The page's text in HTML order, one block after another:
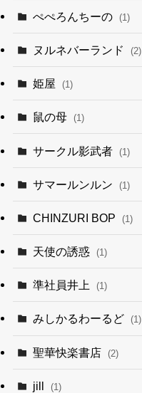
ぺぺろんちーの (1)
ヌルネバーランド (2)
姫屋 (1)
鼠の母 (1)
サークル影武者 (1)
サマールンルン (1)
CHINZURI BOP (1)
天使の誘惑 (1)
準社員井上 (1)
みしかるわーるど (1)
聖華快楽書店 (2)
jill (1)